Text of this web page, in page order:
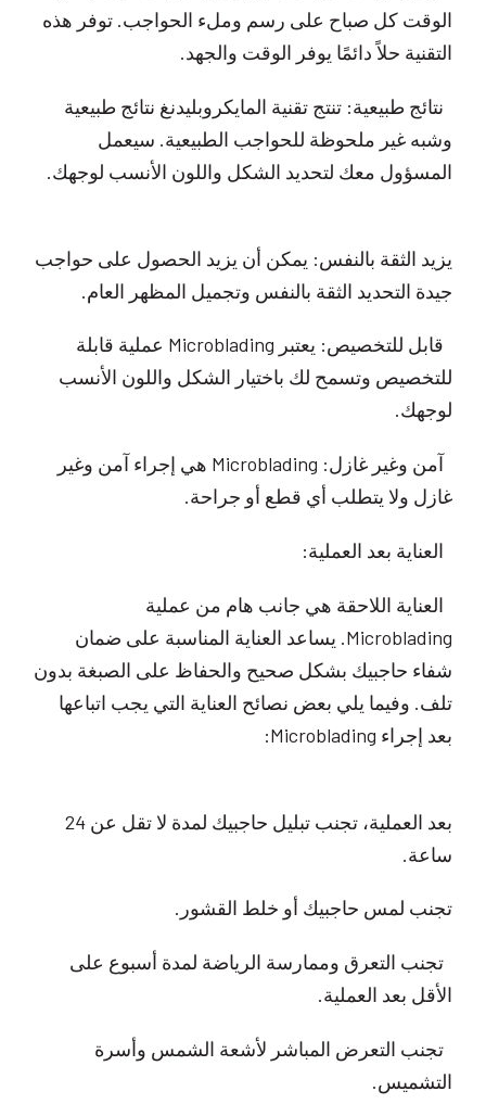
الوقت كل صباح على رسم وملء الحواجب. توفر هذه
التقنية حلاً دائمًا يوفر الوقت والجهد.
نتائج طبيعية: تنتج تقنية المايكروبليدنغ نتائج طبيعية
وشبه غير ملحوظة للحواجب الطبيعية. سيعمل
المسؤول معك لتحديد الشكل واللون الأنسب لوجهك.
يزيد الثقة بالنفس: يمكن أن يزيد الحصول على حواجب
جيدة التحديد الثقة بالنفس وتجميل المظهر العام.
قابل للتخصيص: يعتبر Microblading عملية قابلة
للتخصيص وتسمح لك باختيار الشكل واللون الأنسب
لوجهك.
آمن وغير غازل: Microblading هي إجراء آمن وغير
غازل ولا يتطلب أي قطع أو جراحة.
العناية بعد العملية:
العناية اللاحقة هي جانب هام من عملية
Microblading. يساعد العناية المناسبة على ضمان
شفاء حاجبيك بشكل صحيح والحفاظ على الصبغة بدون
تلف. وفيما يلي بعض نصائح العناية التي يجب اتباعها
بعد إجراء Microblading:
بعد العملية، تجنب تبليل حاجبيك لمدة لا تقل عن 24
ساعة.
تجنب لمس حاجبيك أو خلط القشور.
تجنب التعرق وممارسة الرياضة لمدة أسبوع على
الأقل بعد العملية.
تجنب التعرض المباشر لأشعة الشمس وأسرة
التشميس.